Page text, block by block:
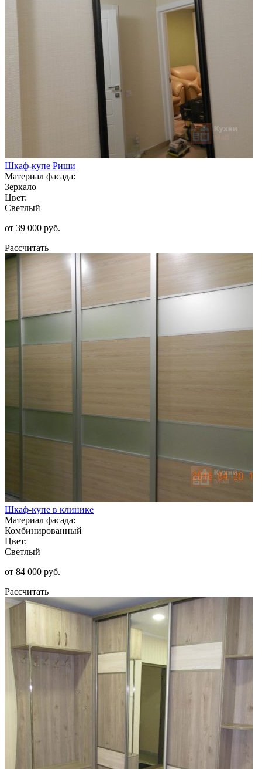
Шкаф-купе Риши
Материал фасада:
Зеркало
Цвет:
Светлый
от 39 000 руб.
Рассчитать
Шкаф-купе в клинике
Материал фасада:
Комбинированный
Цвет:
Светлый
от 84 000 руб.
Рассчитать